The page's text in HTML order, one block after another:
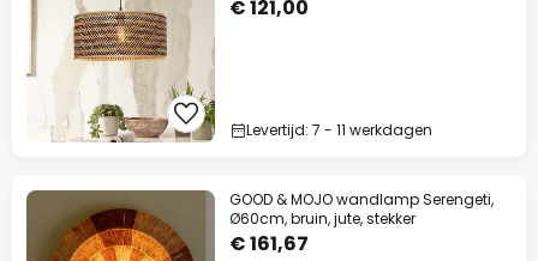
€ 121,00
Levertijd: 7 - 11 werkdagen
GOOD & MOJO wandlamp Serengeti,
Ø60cm, bruin, jute, stekker
€ 161,67